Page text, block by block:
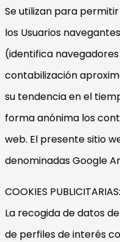
Se utilizan para
los Usuarios
(identifica
contabilización
su tendencia en el
forma anónima los
web. El presente sitio
denominadas Google
COOKIES PUBLICITARIAS:
La recogida de datos
de perfiles de interés